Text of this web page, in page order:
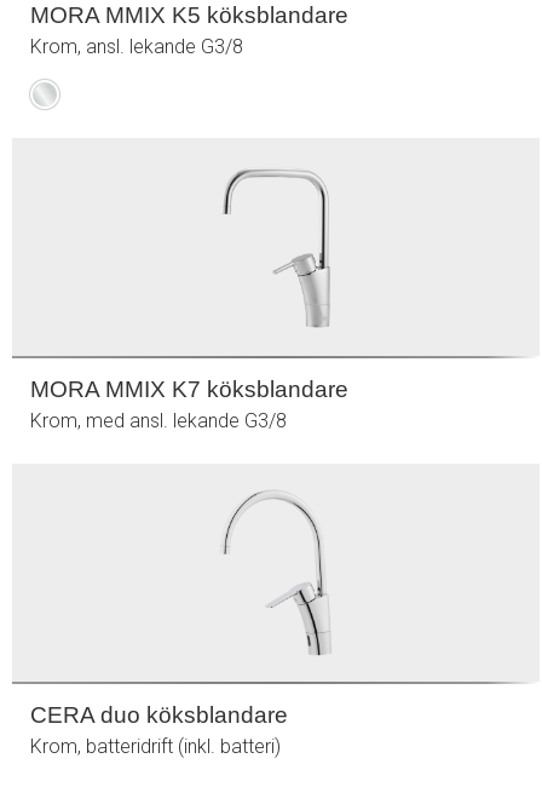
MORA MMIX K5 köksblandare
Krom, ansl. lekande G3/8
Krom
MORA MMIX K7 köksblandare
Krom, med ansl. lekande G3/8
CERA duo köksblandare
Krom, batteridrift (inkl. batteri)